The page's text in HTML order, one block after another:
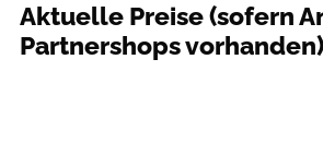
Aktuelle Preise (sofern
Partnershops vorhanden)